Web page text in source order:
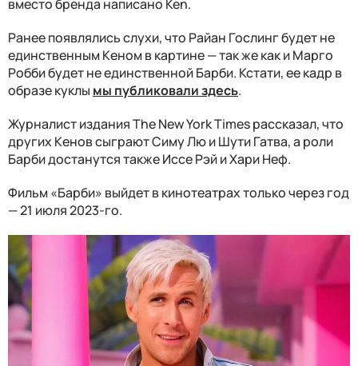
вместо бренда написано Ken.
Ранее появлялись слухи, что Райан Гослинг будет не
единственным Кеном в картине — так же как и Марго
Робби будет не единственной Барби. Кстати, ее кадр в
образе куклы мы публиковали здесь.
Журналист издания The New York Times рассказал, что
других Кенов сыграют Симу Лю и Шути Гатва, а роли
Барби достанутся также Иссе Рэй и Хари Неф.
Фильм «Барби» выйдет в кинотеатрах только через год
— 21 июля 2023-го.